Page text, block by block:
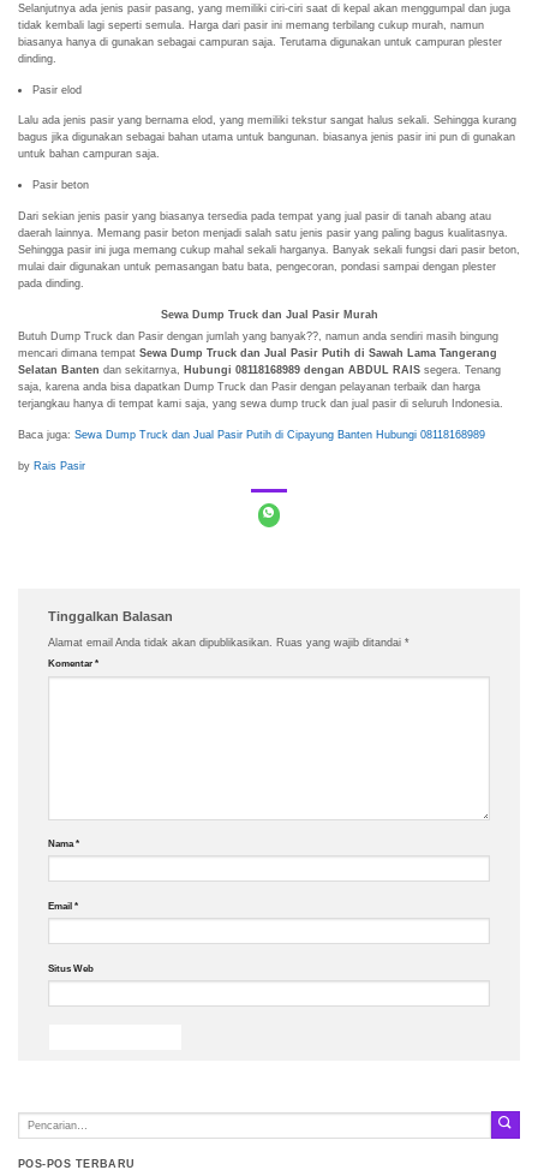
Selanjutnya ada jenis pasir pasang, yang memiliki ciri-ciri saat di kepal akan menggumpal dan juga
tidak kembali lagi seperti semula. Harga dari pasir ini memang terbilang cukup murah, namun
biasanya hanya di gunakan sebagai campuran saja. Terutama digunakan untuk campuran plester
dinding.
Pasir elod
Lalu ada jenis pasir yang bernama elod, yang memiliki tekstur sangat halus sekali. Sehingga kurang
bagus jika digunakan sebagai bahan utama untuk bangunan. biasanya jenis pasir ini pun di gunakan
untuk bahan campuran saja.
Pasir beton
Dari sekian jenis pasir yang biasanya tersedia pada tempat yang jual pasir di tanah abang atau
daerah lainnya. Memang pasir beton menjadi salah satu jenis pasir yang paling bagus kualitasnya.
Sehingga pasir ini juga memang cukup mahal sekali harganya. Banyak sekali fungsi dari pasir beton,
mulai dair digunakan untuk pemasangan batu bata, pengecoran, pondasi sampai dengan plester
pada dinding.
Sewa Dump Truck dan Jual Pasir Murah
Butuh Dump Truck dan Pasir dengan jumlah yang banyak??, namun anda sendiri masih bingung
mencari dimana tempat Sewa Dump Truck dan Jual Pasir Putih di Sawah Lama Tangerang
Selatan Banten dan sekitarnya, Hubungi 08118168989 dengan ABDUL RAIS segera. Tenang
saja, karena anda bisa dapatkan Dump Truck dan Pasir dengan pelayanan terbaik dan harga
terjangkau hanya di tempat kami saja, yang sewa dump truck dan jual pasir di seluruh Indonesia.
Baca juga: Sewa Dump Truck dan Jual Pasir Putih di Cipayung Banten Hubungi 08118168989
by Rais Pasir
Tinggalkan Balasan
Alamat email Anda tidak akan dipublikasikan. Ruas yang wajib ditandai *
Komentar *
Nama*
Email *
Situs Web
POS-POS TERBARU